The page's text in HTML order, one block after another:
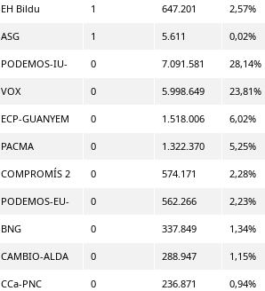
EH Bildu 1 647.201 2,57%
ASG 1 5.611 0,02%
PODEMOS-IU- 0 7.091.581 28,14%
VOX 0 5.998.649 23,81%
ECP-GUANYEM 0 1.518.006 6,02%
PACMA 0 1.322.370 5,25%
COMPROMÍS 2 0 574.171 2,28%
PODEMOS-EU- 0 562.266 2,23%
BNG 0 337.849 1,34%
CAMBIO-ALDA 0 288.947 1,15%
CCa-PNC 0 236.871 0,94%